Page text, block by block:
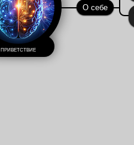
ПРИВЕТСТВИЕ
О себе